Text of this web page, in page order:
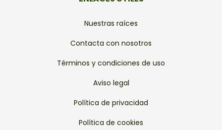
Nuestras raíces
Contacta con nosotros
Términos y condiciones de uso
Aviso legal
Política de privacidad
Política de cookies